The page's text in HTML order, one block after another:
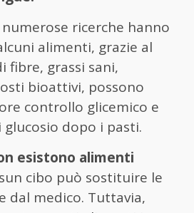
ricerche hanno
alimenti, grazie al
fibre, grassi sani,
bioattivi, possono
controllo glicemico e
dopo i pasti.
esistono alimenti
cibo può sostituire le
dal medico. Tuttavia,